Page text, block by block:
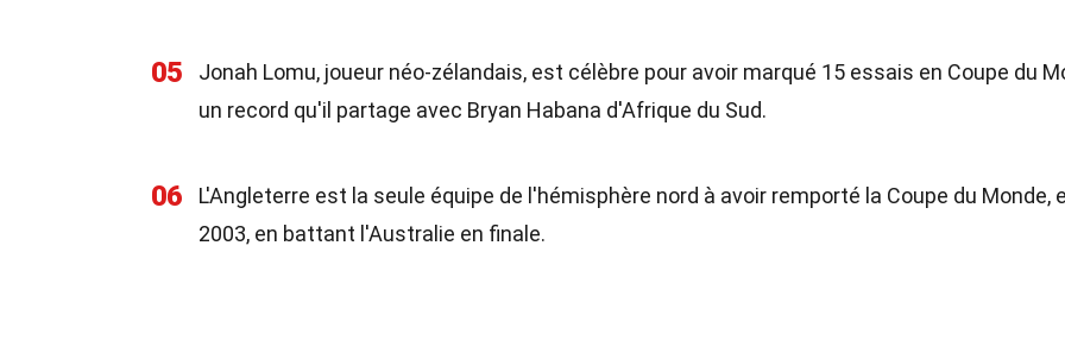
05
Jonah Lomu, joueur néo-zélandais, est célèbre pour avoir marqué 15 essais en Coupe du
un record qu'il partage avec Bryan Habana d'Afrique du Sud.
06
L'Angleterre est la seule équipe de l'hémisphère nord à avoir remporté la Coupe du Monde,
2003, en battant l'Australie en finale.